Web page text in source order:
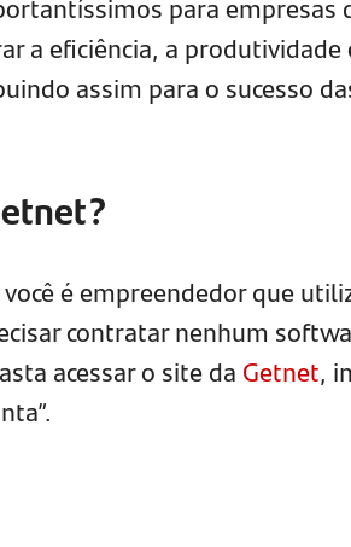
a eficiência, a produtividade
assim para o sucesso
é empreendedor que
contratar nenhum
acessar o site da Getnet,